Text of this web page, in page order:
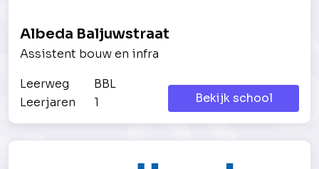
Albeda Baljuwstraat
Assistent bouw en infra
Leerweg
BBL
Leerjaren
1 Bekijk school